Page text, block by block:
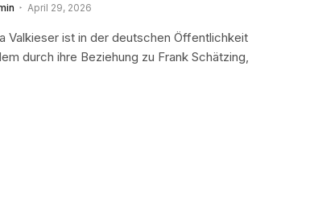
April 29, 2026
Valkieser ist in der deutschen Öffentlichkeit
durch ihre Beziehung zu Frank Schätzing,